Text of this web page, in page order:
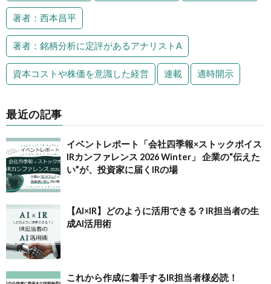
著者：西本昌平
著者：銘柄分析に定評があるアナリストA
資本コストや株価を意識した経営 連載 適時開示
最近の記事
イベントレポート「会社四季報×ストックボイス
IRカンファレンス 2026 Winter」 企業の“伝えた
い”が、投資家に届くIRの場
【AI×IR】どのように活用できる？IR担当者の生
成AI活用術
これから作成に着手するIR担当者様必読！